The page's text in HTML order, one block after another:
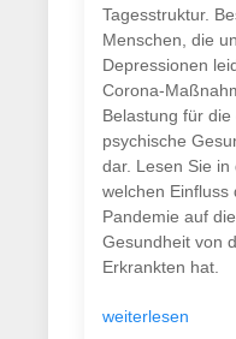
Tagesstruktur.
Menschen, die
Depressionen
Corona-
Belastung für die
psychische
dar. Lesen Sie in
welchen Einfluss
Pandemie auf
Gesundheit von
Erkrankten hat.
weiterlesen